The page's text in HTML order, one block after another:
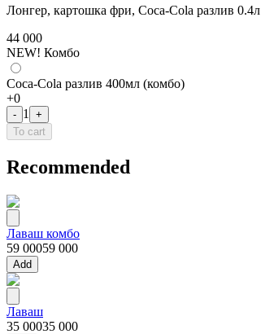
Лонгер, картошка фри, Coca-Cola разлив 0.4л
44 000
NEW! Комбо
Coca-Cola разлив 400мл (комбо)
+0
- 1
+
To cart
Recommended
Лаваш комбо
59 00059 000
Add
Лаваш
35 00035 000